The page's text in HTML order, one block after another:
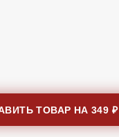
ТОВАР НА349 ₽